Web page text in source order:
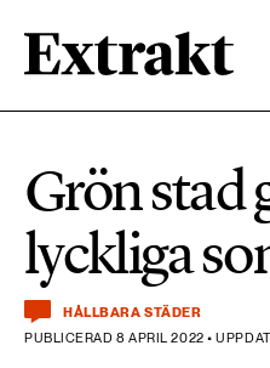
Biologisk mångfald
Hållbara städer
Industri & Energi
Nyhetsbrev
Om Extrakt
900 ARTIKLAR
584 ARTIKLAR
Hållbara städer
473 ARTIKLAR
Industri & Energi
Grön stad
lyckliga
HÅLLBARA STÄDER
PUBLICERAD 8 APRIL 2022 •